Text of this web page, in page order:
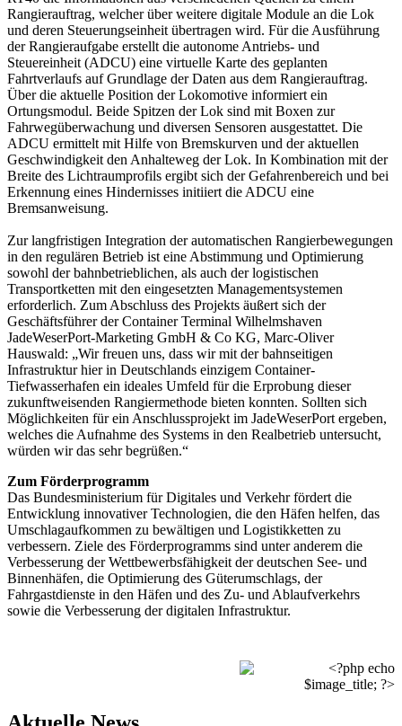
Rangierauftrag, welcher über weitere digitale Module an die Lok
und deren Steuerungseinheit übertragen wird. Für die Ausführung
der Rangieraufgabe erstellt die autonome Antriebs- und
Steuereinheit (ADCU) eine virtuelle Karte des geplanten
Fahrtverlaufs auf Grundlage der Daten aus dem Rangierauftrag.
Über die aktuelle Position der Lokomotive informiert ein
Ortungsmodul. Beide Spitzen der Lok sind mit Boxen zur
Fahrwegüberwachung und diversen Sensoren ausgestattet. Die
ADCU ermittelt mit Hilfe von Bremskurven und der aktuellen
Geschwindigkeit den Anhalteweg der Lok. In Kombination mit der
Breite des Lichtraumprofils ergibt sich der Gefahrenbereich und bei
Erkennung eines Hindernisses initiiert die ADCU eine
Bremsanweisung.
Zur langfristigen Integration der automatischen Rangierbewegungen
in den regulären Betrieb ist eine Abstimmung und Optimierung
sowohl der bahnbetrieblichen, als auch der logistischen
Transportketten mit den eingesetzten Managementsystemen
erforderlich. Zum Abschluss des Projekts äußert sich der
Geschäftsführer der Container Terminal Wilhelmshaven
JadeWeserPort-Marketing GmbH & Co KG, Marc-Oliver
Hauswald: „Wir freuen uns, dass wir mit der bahnseitigen
Infrastruktur hier in Deutschlands einzigem Container-
Tiefwasserhafen ein ideales Umfeld für die Erprobung dieser
zukunftweisenden Rangiermethode bieten konnten. Sollten sich
Möglichkeiten für ein Anschlussprojekt im JadeWeserPort ergeben,
welches die Aufnahme des Systems in den Realbetrieb untersucht,
würden wir das sehr begrüßen.“
Zum Förderprogramm
Das Bundesministerium für Digitales und Verkehr fördert die
Entwicklung innovativer Technologien, die den Häfen helfen, das
Umschlagaufkommen zu bewältigen und Logistikketten zu
verbessern. Ziele des Förderprogramms sind unter anderem die
Verbesserung der Wettbewerbsfähigkeit der deutschen See- und
Binnenhäfen, die Optimierung des Güterumschlags, der
Fahrgastdienste in den Häfen und des Zu- und Ablaufverkehrs
sowie die Verbesserung der digitalen Infrastruktur.